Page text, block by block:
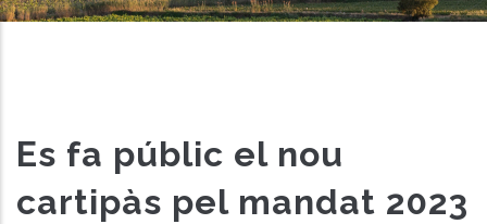
Es fa públic el nou
cartipàs pel mandat 2023